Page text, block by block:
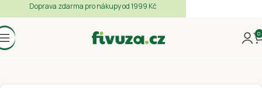
0
Doprava zdarma pro nákupy od 1999 Kč